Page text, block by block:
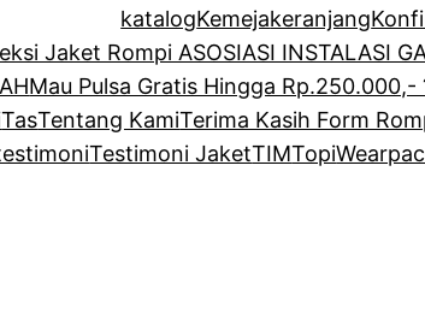
katalogKemejakeranjang
Jaket Rompi ASOSIASI INSTALASI
Mau Pulsa Gratis Hingga Rp.250.000,-
TasTentang KamiTerima Kasih Form
Testimoni JaketTIMTopi